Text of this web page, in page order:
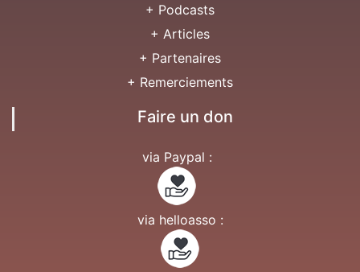
+ Podcasts
+ Articles
+ Partenaires
+ Remerciements
Faire un don
via Paypal :
via helloasso :